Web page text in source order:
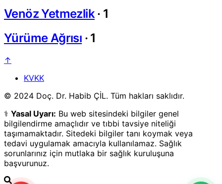
Venöz Yetmezlik · 1
Yürüme Ağrısı · 1
↑
KVKK
© 2024 Doç. Dr. Habib ÇİL. Tüm hakları saklıdır.
⚕️ Yasal Uyarı: Bu web sitesindeki bilgiler genel
bilgilendirme amaçlıdır ve tıbbi tavsiye niteliği
taşımamaktadır. Sitedeki bilgiler tanı koymak veya
tedavi uygulamak amacıyla kullanılamaz. Sağlık
sorunlarınız için mutlaka bir sağlık kuruluşuna
başvurunuz.